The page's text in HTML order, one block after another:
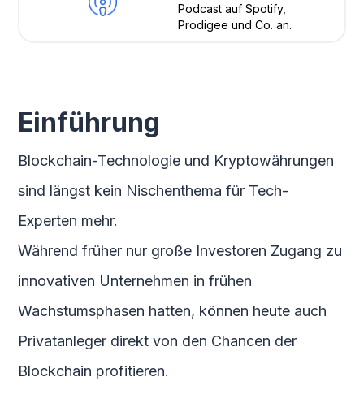
Podcast auf Spotify,
Prodigee und Co. an.
Einführung
Blockchain-Technologie und Kryptowährungen
sind längst kein Nischenthema für Tech-
Experten mehr.
Während früher nur große Investoren Zugang zu
innovativen Unternehmen in frühen
Wachstumsphasen hatten, können heute auch
Privatanleger direkt von den Chancen der
Blockchain profitieren.